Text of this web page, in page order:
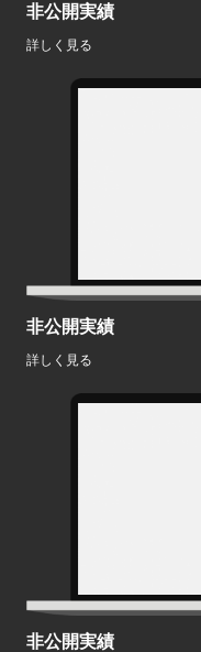
非公開実績
詳しく見る
非公開実績
詳しく見る
非公開実績